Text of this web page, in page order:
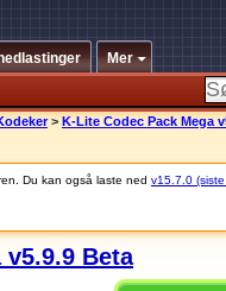
Mer
> K-Lite Codec Pack Mega
Du kan også laste ned v15.7.0
v5.9.9 Beta